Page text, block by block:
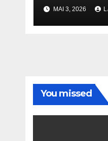
MAI 3, 2026
You missed